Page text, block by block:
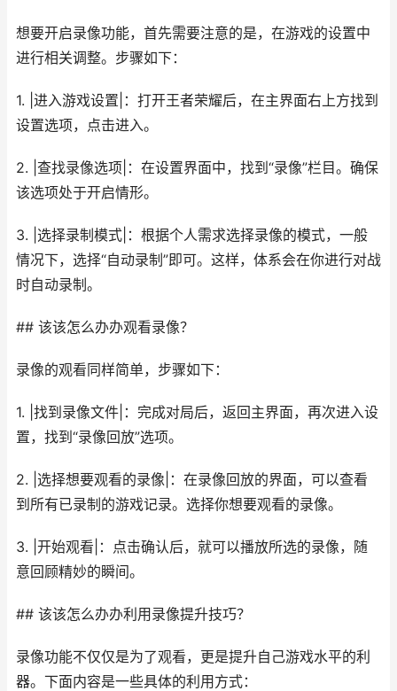
想要开启录像功能，首先需要注意的是，在游戏的设置中
进行相关调整。步骤如下：
1. |进入游戏设置|：打开王者荣耀后，在主界面右上方找到
设置选项，点击进入。
2. |查找录像选项|：在设置界面中，找到“录像”栏目。确保
该选项处于开启情形。
3. |选择录制模式|：根据个人需求选择录像的模式，一般
情况下，选择“自动录制”即可。这样，体系会在你进行对战
时自动录制。
## 该该怎么办办观看录像？
录像的观看同样简单，步骤如下：
1. |找到录像文件|：完成对局后，返回主界面，再次进入设
置，找到“录像回放”选项。
2. |选择想要观看的录像|：在录像回放的界面，可以查看
到所有已录制的游戏记录。选择你想要观看的录像。
3. |开始观看|：点击确认后，就可以播放所选的录像，随
意回顾精妙的瞬间。
## 该该怎么办办利用录像提升技巧？
录像功能不仅仅是为了观看，更是提升自己游戏水平的利
器。下面内容是一些具体的利用方式：